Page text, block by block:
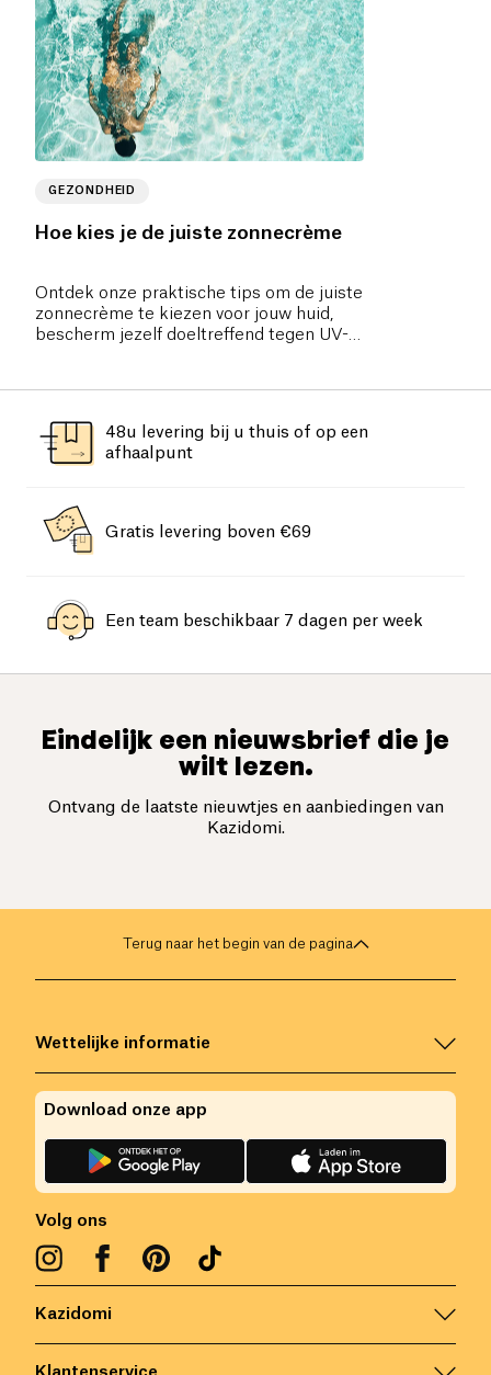
GEZONDHEID
Hoe kies je de juiste zonnecrème
Ontdek onze praktische tips om de juiste
zonnecrème te kiezen voor jouw huid,
bescherm jezelf doeltreffend tegen UV-
48u levering bij u thuis of op een
afhaalpunt
Gratis levering boven €69
Een team beschikbaar 7 dagen per week
Eindelijk een nieuwsbrief die je
wilt lezen.
Ontvang de laatste nieuwtjes en aanbiedingen van
Kazidomi.
Terug naar het begin van de pagina
Kazidomi
Wettelijke informatie
Volg ons
Download onze app